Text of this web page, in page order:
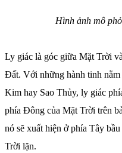
Hình ảnh mô
Ly giác là góc giữa Mặt Trời
Đất. Với những hành tinh
Kim hay Sao Thủy, ly giác
phía Đông của Mặt Trời trên
nó sẽ xuất hiện ở phía Tây
Trời lặn.